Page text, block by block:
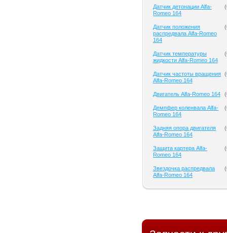
Датчик детонации Alfa-
Romeo 164
(
Датчик положения
распредвала Alfa-Romeo
164
(
Датчик температуры
жидкости Alfa-Romeo 164
(
Датчик частоты вращения
Alfa-Romeo 164
(
Двигатель Alfa-Romeo 164 (
Демпфер коленвала Alfa-
Romeo 164
(
Задняя опора двигателя
Alfa-Romeo 164
(
Защита картера Alfa-
Romeo 164
(
Звездочка распредвала
Alfa-Romeo 164
(